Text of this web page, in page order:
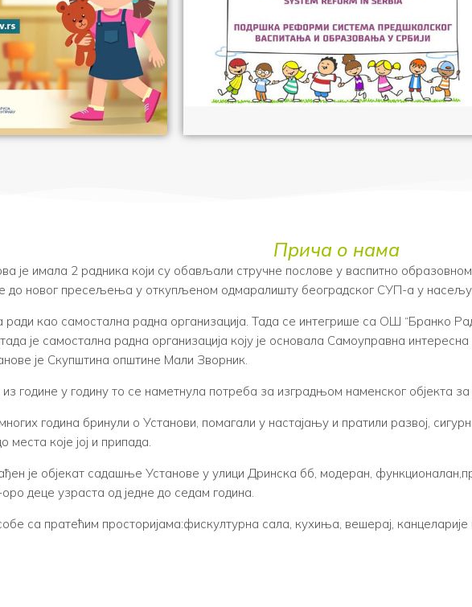
Прича о нама
је имала 2 радника који су обављали стручне послове у васпитно
до новог пресељења у откупљеном одмаралишту београдског СУП-а у насељу
ради као самостална радна организација. Тада се интегрише са ОШ “Бранко
је самостална радна организација коју је основала Самоуправна
је Скупштина општине Мали Зворник.
из године у годину то се наметнула потреба за изградњом наменског објекта
година бринули о Установи, помагали у настајању и пратили развој,
места које јој и припада.
је објекат садашње Установе у улици Дринска бб, модеран,
деце узраста од једне до седам година.
са пратећим просторијама:фискултурна сала, кухиња, вешерај,